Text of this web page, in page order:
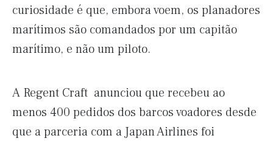
curiosidade é que, embora voem, os planadores
marítimos são comandados por um capitão
marítimo, e não um piloto.
A Regent Craft anunciou que recebeu ao
menos 400 pedidos dos barcos voadores desde
que a parceria com a Japan Airlines foi